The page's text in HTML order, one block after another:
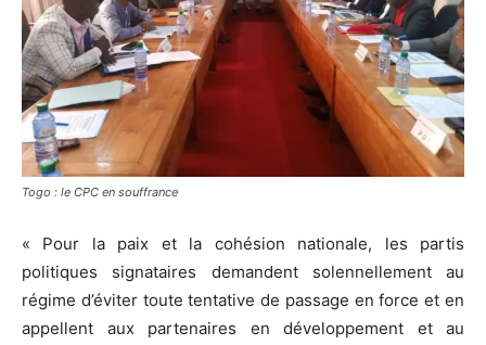
Togo : le CPC en souffrance
« Pour la paix et la cohésion nationale, les partis
politiques signataires demandent solennellement au
régime d’éviter toute tentative de passage en force et en
appellent aux partenaires en développement et au